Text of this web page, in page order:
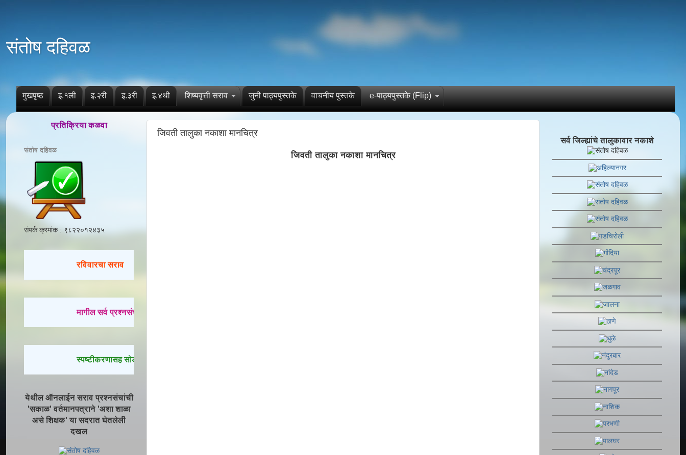
संतोष दहिवळ
मुखपृष्ठ इ.१ली इ.२री इ.३री इ.४थी शिष्यवृत्ती सराव जुनी पाठ्यपुस्तके वाचनीय पुस्तके e-पाठ्यपुस्तके (Flip)
जिवती तालुका नकाशा मानचित्र
जिवती तालुका नकाशा मानचित्र
प्रतिक्रिया कळवा
संतोष दहिवळ
संपर्क क्रमांक : ९८२२०१२४३५
रविवारचा सराव
मागील सर्व प्रश्नसंच सोडवण्यासाठी येथे क्लिक करा.
स्पष्टीकरणासह सोडवलेले प्रश्न पाहण्यासाठी येथे क्लिक करा.
येथील ऑनलाईन सराव प्रश्नसंचांची
'सकाळ' वर्तमानपत्राने 'अशा शाळा
असे शिक्षक' या सदरात घेतलेली
दखल
सर्व जिल्ह्यांचे तालुकावार नकाशे